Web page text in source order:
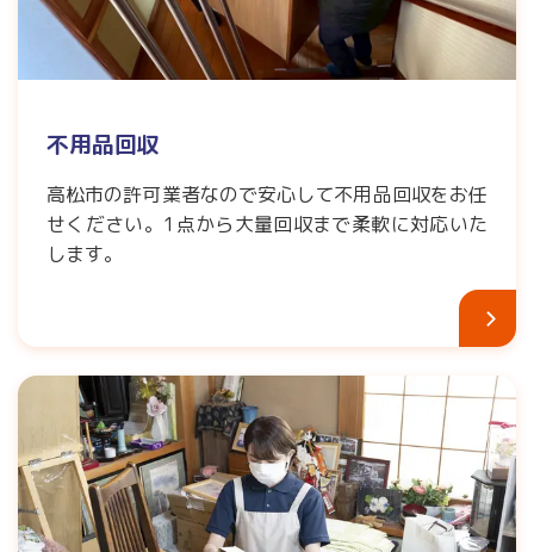
不用品回収
高松市の許可業者なので安心して不用品回収をお任
せください。1点から大量回収まで柔軟に対応いた
します。